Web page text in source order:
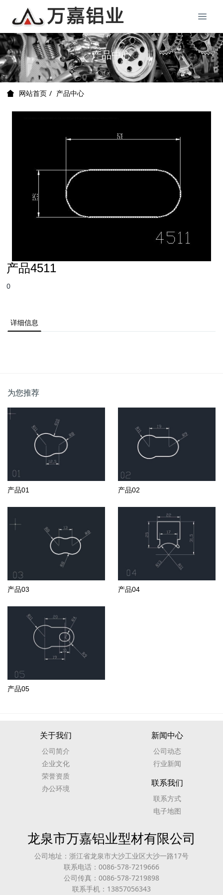
产品中心
网站首页 产品中心
产品4511
0
详细信息
为您推荐
产品01 产品02
产品03 产品04
产品05
关于我们
公司简介
企业文化
荣誉资质
办公环境
新闻中心
公司动态
行业新闻
联系我们
联系方式
电子地图
龙泉市万嘉铝业型材有限公司
公司地址：浙江省龙泉市大沙工业区大沙一路17号
联系电话：0086-578-7219666
公司传真：0086-578-7219898
联系手机：13857056343